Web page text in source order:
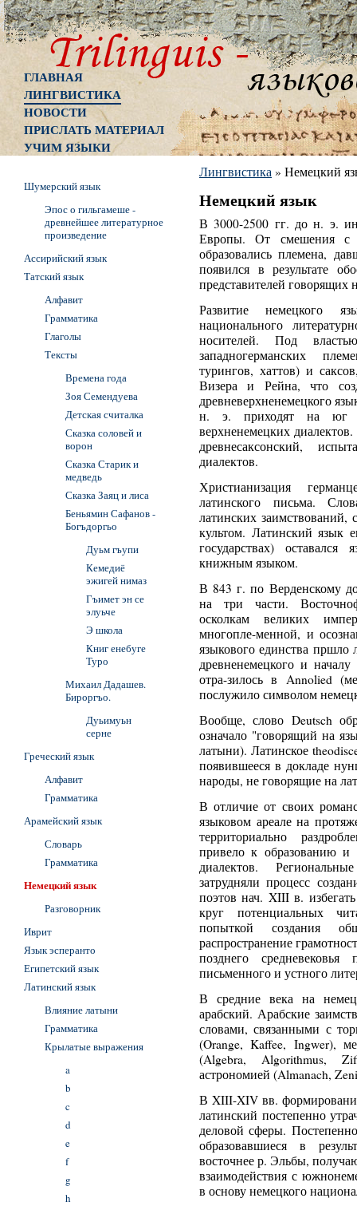
ГЛАВНАЯ
ЛИНГВИСТИКА
НОВОСТИ
ПРИСЛАТЬ МАТЕРИАЛ
УЧИМ ЯЗЫКИ
Лингвистика » Немецкий
Немецкий язык
В 3000-2500 гг. до н. э.
Европы. От смешения с
образовались племена,
появился в результате
представителей говорящих
Развитие немецкого
национального
носителей. Под
западногерманских
турингов, хаттов) и
Визера и Рейна, что
древневерхненемецкого
н. э. приходят на юг
верхненемецких
древнесаксонский,
диалектов.
Христианизация
латинского письма.
латинских заимствований,
культом. Латинский язык
государствах)
книжным языком.
В 843 г. по Верденскому
на три части.
осколкам великих
многопле-менной, и
языкового единства
древненемецкого и
отра-зилось в Annolied
послужило символом
Вообще, слово Deutsch
означало "говорящий на
латыни). Латинское
появившееся в докладе
народы, не говорящие на
В отличие от своих
языковом ареале на
территориально
привело к образованию и
диалектов.
затрудняли процесс
поэтов нач. XIII в.
круг потенциальных
попыткой создания
распространение
позднего
письменного и устного
В средние века на
арабский. Арабские
словами, связанными с
(Orange, Kaffee, Ingwer),
(Algebra, Algorithmus,
астрономией (Almanach,
В XIII-XIV вв.
латинский постепенно
деловой сферы.
образовавшиеся в
восточнее р. Эльбы,
взаимодействия с
в основу немецкого
Шумерский язык
Эпос о гильгамеше -
древнейшее литературное
произведение
Ассирийский язык
Татский язык
Алфавит
Грамматика
Глаголы
Тексты
Времена года
Зоя Семендуева
Детская считалка
Сказка соловей и
ворон
Сказка Старик и
медведь
Сказка Заяц и лиса
Беньямин Сафанов -
Богъдоргьо
Дуьм гъупи
Кемедиё
эжигей нимаз
Гъимет эн се
элуьче
Э школа
Книг енебуге
Туро
Михаил Дадашев.
Бироргъо.
Дуьимуьн
серне
Греческий язык
Алфавит
Грамматика
Арамейский язык
Словарь
Грамматика
Немецкий язык
Разговорник
Иврит
Язык эсперанто
Египетский язык
Латинский язык
Влияние латыни
Грамматика
Крылатые выражения
a
b
c
d
e
f
g
h